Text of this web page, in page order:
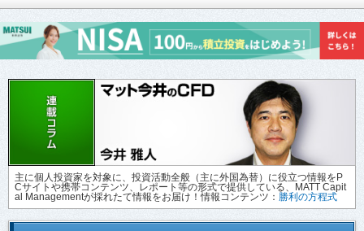
主に個人投資家を対象に、投資活動全般（主に外国為替）に役立つ情報をP
Cサイトや携帯コンテンツ、レポート等の形式で提供している、MATT Capit
al Managementが採れたて情報をお届け！情報コンテンツ： 勝利の方程式